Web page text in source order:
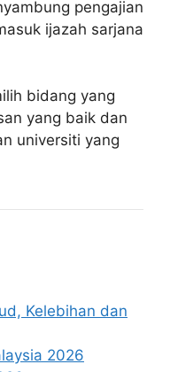
pengajian
ijazah sarjana
bidang yang
yang baik dan
universiti yang
Kelebihan dan
2026